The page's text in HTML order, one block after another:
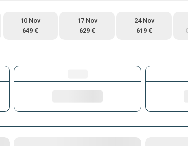
10 Nov
649 €
17 Nov
629 €
24 Nov
619 €